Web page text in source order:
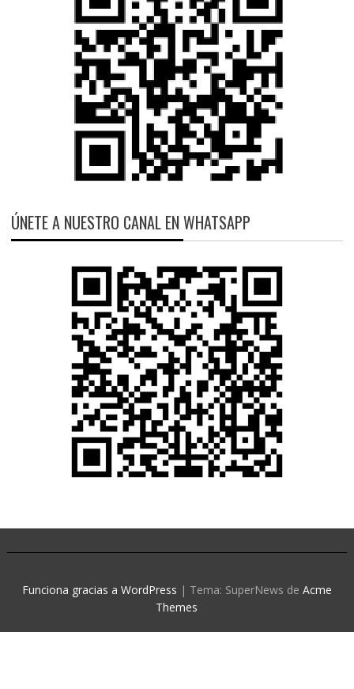
ÚNETE A NUESTRO CANAL EN WHATSAPP
Funciona gracias a WordPress | Tema: SuperNews de Acme
Themes